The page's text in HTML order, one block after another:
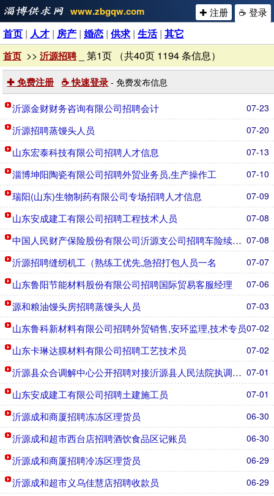
www.zbgqw.com ☕ 登录
✚ 注册
首页 | 人才 | 房产 | 婚恋 | 供求| 生活| 其它
首页 >> 沂源招聘_ 第1页 （共40页 1194 条信息）
✚ 免费注册 ☕ 快速登录 - 免费发布信息
07-23
沂源金财财务咨询有限公司招聘会计
07-20
沂源招聘蒸馒头人员
07-13
山东宏泰科技有限公司招聘人才信息
07-10
淄博坤阳陶瓷有限公司招聘外贸业务员,生产操作工
07-09
瑞阳(山东)生物制药有限公司专场招聘人才信息
07-08
山东安成建工有限公司招聘工程技术人员
07-08
中国人民财产保险股份有限公司沂源支公司招聘车险续保专员
07-07
沂源招聘缝纫机工（熟练工优先,急招打包人员一名
07-06
山东鲁阳节能材料股份有限公司招聘国际贸易客服经理
07-03
源和粮油馒头房招聘蒸馒头人员
07-02
山东鲁科新材料有限公司招聘外贸销售,安环监理,技术专员
07-02
山东卡琳达膜材料有限公司招聘工艺技术员
07-01
沂源县众合调解中心公开招聘对接沂源县人民法院执调对接辅助
07-01
山东安成建工有限公司招聘土建施工员
06-30
沂源成和商厦招聘冻冻区理货员
06-30
沂源成和超市西台店招聘酒饮食品区记账员
06-29
沂源成和商厦招聘冷冻区理货员
06-29
沂源成和超市义乌佳慧店招聘收款员